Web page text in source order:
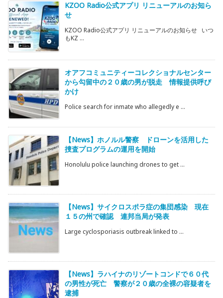
KZOO Radio公式アプリ リニューアルのお知ら
せ
KZOO Radio公式アプリ リニューアルのお知らせ いつ
もKZ ...
オアフコミュニティーコレクショナルセンター
から勾留中の２０歳の男が脱走 情報提供呼び
かけ
Police search for inmate who allegedly e ...
【News】ホノルル警察 ドローンを活用した
捜査プログラムの運用を開始
Honolulu police launching drones to get ...
【News】サイクロスポラ症の集団感染 現在
１５の州で確認 連邦当局が発表
Large cyclosporiasis outbreak linked to ...
【News】ラハイナのリゾートコンドで６０代
の男性が死亡 警察が２０歳の全裸の容疑者を
逮捕